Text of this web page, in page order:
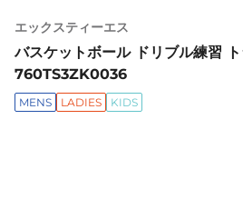
エックスティーエス
バスケットボール ドリブル練習
760TS3ZK0036
MENS LADIES KIDS